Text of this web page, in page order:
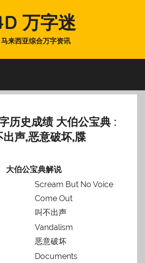
万字迷
马来西亚综合万字资讯
历史成绩 大伯公宝典 :
出声,恶意破坏,牒
大伯公宝典解说
Scream But No Voice
Come Out
叫不出声
Vandalism
恶意破坏
Documents